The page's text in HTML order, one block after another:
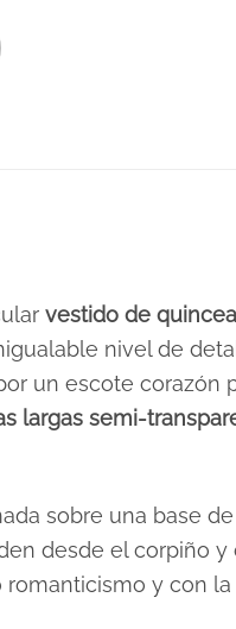
vestido de
nivel de
un escote corazón
largas semi-
sobre una base de
desde el corpiño
y con